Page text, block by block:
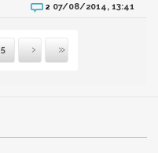
2 07/08/2014, 13:41
5